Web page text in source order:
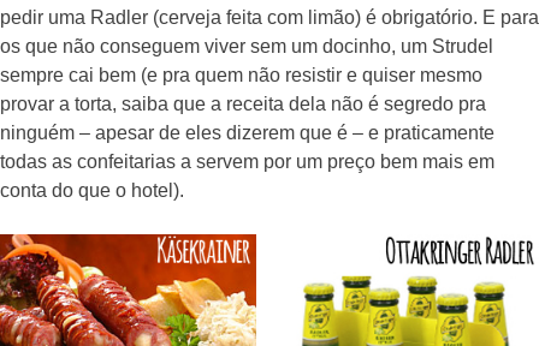
pedir uma Radler (cerveja feita com limão) é obrigatório. E para
os que não conseguem viver sem um docinho, um Strudel
sempre cai bem (e pra quem não resistir e quiser mesmo
provar a torta, saiba que a receita dela não é segredo pra
ninguém – apesar de eles dizerem que é – e praticamente
todas as confeitarias a servem por um preço bem mais em
conta do que o hotel).